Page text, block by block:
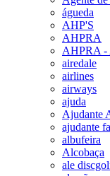
águeda
AHP'S
AHPRA
AHPRA -
airedale
airlines
airways
ajuda
Ajudante
ajudante
albufeira
Alcobaça
ale